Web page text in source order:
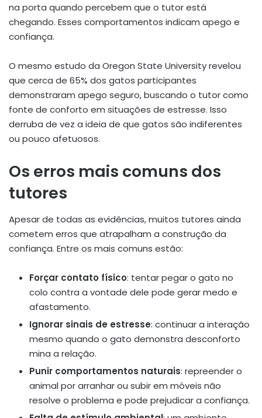
na porta quando percebem que o tutor está
chegando. Esses comportamentos indicam apego e
confiança.
O mesmo estudo da Oregon State University revelou
que cerca de 65% dos gatos participantes
demonstraram apego seguro, buscando o tutor como
fonte de conforto em situações de estresse. Isso
derruba de vez a ideia de que gatos são indiferentes
ou pouco afetuosos.
Os erros mais comuns dos
tutores
Apesar de todas as evidências, muitos tutores ainda
cometem erros que atrapalham a construção da
confiança. Entre os mais comuns estão:
Forçar contato físico: tentar pegar o gato no
colo contra a vontade dele pode gerar medo e
afastamento.
Ignorar sinais de estresse: continuar a interação
mesmo quando o gato demonstra desconforto
mina a relação.
Punir comportamentos naturais: repreender o
animal por arranhar ou subir em móveis não
resolve o problema e pode prejudicar a confiança.